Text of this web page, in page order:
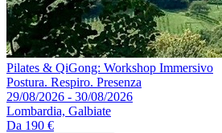
Pilates & QiGong: Workshop Immersivo
Postura. Respiro. Presenza
29/08/2026 - 30/08/2026
Lombardia, Galbiate
Da 190 €